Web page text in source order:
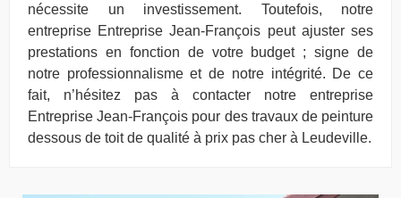
nécessite un investissement. Toutefois, notre
entreprise Entreprise Jean-François peut ajuster ses
prestations en fonction de votre budget ; signe de
notre professionnalisme et de notre intégrité. De ce
fait, n’hésitez pas à contacter notre entreprise
Entreprise Jean-François pour des travaux de peinture
dessous de toit de qualité à prix pas cher à Leudeville.